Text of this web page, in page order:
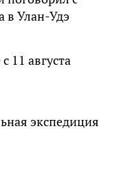
в Улан-Удэ
11 августа
экспедиция